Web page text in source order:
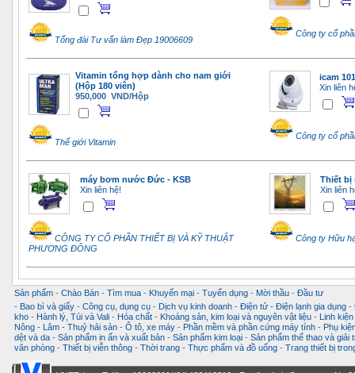
Tổng đài Tư vấn làm Đẹp 19006609
Công ty cổ
Vitamin tổng hợp dành cho nam giới
(Hộp 180 viên)
950,000 VND/Hộp
Thế giới Vitamin
icam 101
Xin liên
Công ty cổ
máy bơm nước Đức - KSB
Xin liên hệ!
CÔNG TY CỔ PHẦN THIẾT BỊ VÀ KỸ THUẬT
PHƯƠNG ĐÔNG
Thiết bị
Xin liên
Công ty Hữu
Sản phẩm - Chào Bán - Tìm mua - Khuyến mại - Tuyển dụng - Mời thầu - Đầu tư
- Bao bì và giấy - Công cụ, dụng cụ - Dịch vụ kinh doanh - Điện tử - Điện lạnh gia dụng -
kho - Hành lý, Túi và Vali - Hóa chất - Khoáng sản, kim loại và nguyên vật liệu -
Linh
Nông - Lâm - Thuỷ hải sản - Ô tô, xe máy - Phần mềm và phần cứng máy tính - Phụ
dệt và da - Sản phẩm in ấn và xuất bản - Sản phẩm kim loại - Sản phẩm thể thao và giải
văn phòng - Thiết bị viễn thông - Thời trang - Thực phẩm và đồ uống - Trang thiết bị